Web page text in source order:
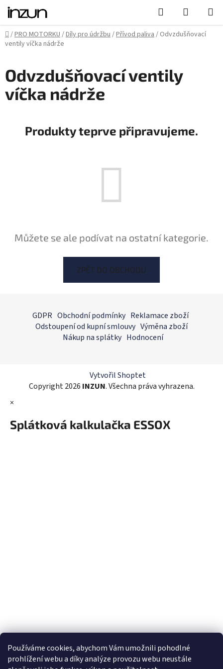
Používáme cookies, abychom Vám umožnili pohodlné
prohlížení webu a díky analýze provozu webu neustále
Přejít
obsah
Hledat
KOŠÍK
Domů
/PRO MOTORKU/Díly pro údržbu/Přívod paliva/ Odvzdušňovací
ventily víčka nádrže
Odvzdušňovací ventily
víčka nádrže
Produkty teprve připravujeme.
Můžete se ale podívat na ostatní kategorie.
ZPĚT DO OBCHODU
GDPR Obchodní podmínky Reklamace zboží
Odstoupení od kupní smlouvy Výměna zboží
Nákup na splátky Hodnocení
Vytvořil Shoptet
Copyright 2026 INZUN. Všechna práva vyhrazena.
×
Splátková kalkulačka ESSOX